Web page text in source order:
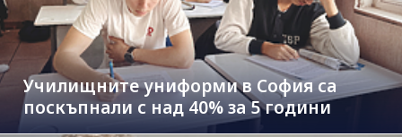
Училищните униформи в София са
поскъпнали с над 40% за 5 години